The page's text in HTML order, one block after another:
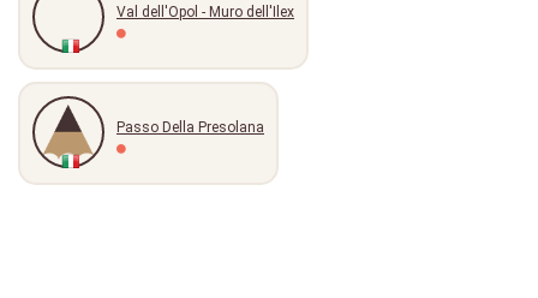
Val dell'Opol - Muro dell'Ilex
Passo Della Presolana